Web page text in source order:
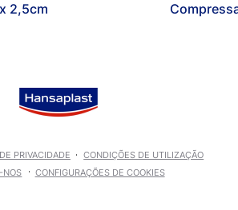
2,5cm
PRIVACIDADE
CONDIÇÕES DE UTILIZAÇÃO
NOS
CONFIGURAÇÕES DE COOKIES